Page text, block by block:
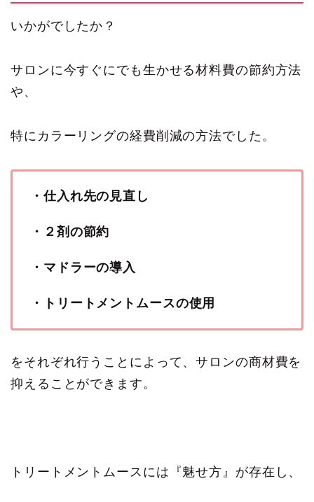
いかがでしたか？
サロンに今すぐにでも生かせる材料費の節約方法
や、
特にカラーリングの経費削減の方法でした。
・仕入れ先の見直し
・２剤の節約
・マドラーの導入
・トリートメントムースの使用
をそれぞれ行うことによって、サロンの商材費を
抑えることができます。
トリートメントムースには『魅せ方』が存在し、